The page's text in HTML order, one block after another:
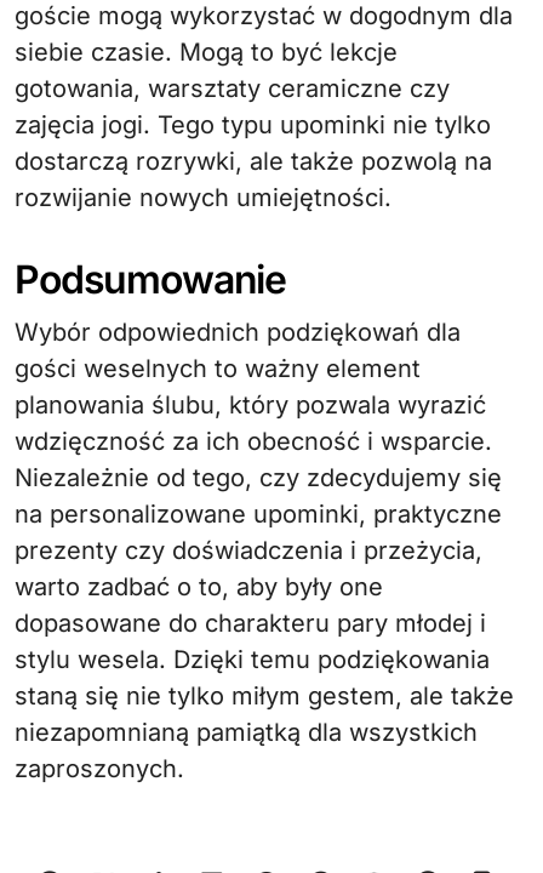
goście mogą wykorzystać w dogodnym dla
siebie czasie. Mogą to być lekcje
gotowania, warsztaty ceramiczne czy
zajęcia jogi. Tego typu upominki nie tylko
dostarczą rozrywki, ale także pozwolą na
rozwijanie nowych umiejętności.
Podsumowanie
Wybór odpowiednich podziękowań dla
gości weselnych to ważny element
planowania ślubu, który pozwala wyrazić
wdzięczność za ich obecność i wsparcie.
Niezależnie od tego, czy zdecydujemy się
na personalizowane upominki, praktyczne
prezenty czy doświadczenia i przeżycia,
warto zadbać o to, aby były one
dopasowane do charakteru pary młodej i
stylu wesela. Dzięki temu podziękowania
staną się nie tylko miłym gestem, ale także
niezapomnianą pamiątką dla wszystkich
zaproszonych.